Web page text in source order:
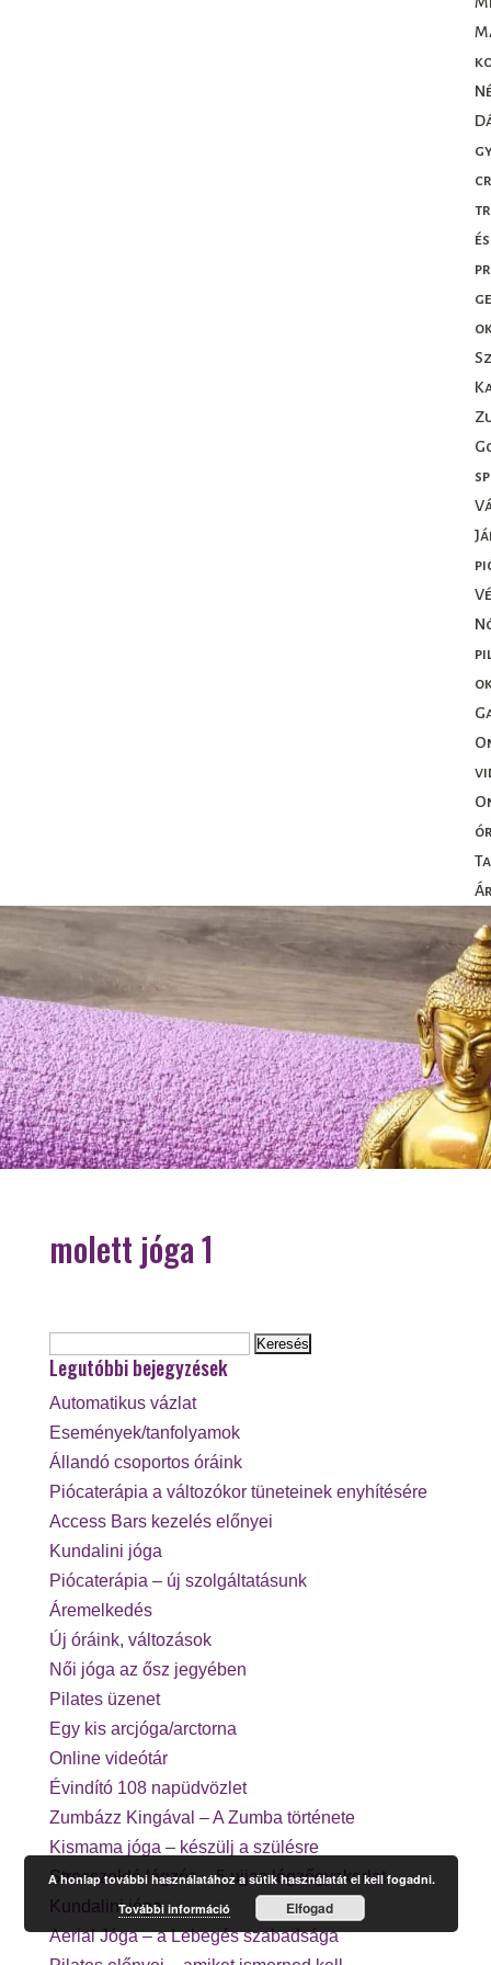
és
molett jóga 1
Legutóbbi bejegyzések
Automatikus vázlat
Események/tanfolyamok
Állandó csoportos óráink
Piócaterápia a változókor tüneteinek enyhítésére
Access Bars kezelés előnyei
Kundalini jóga
Piócaterápia – új szolgáltatásunk
Áremelkedés
Új óráink, változások
Női jóga az ősz jegyében
Pilates üzenet
Egy kis arcjóga/arctorna
Online videótár
Évindító 108 napüdvözlet
Zumbázz Kingával – A Zumba története
Kismama jóga – készülj a szülésre
Stresszoldó légzés – 5 ujjas légzőgyakorlat
Kundalini jóga
Aerial Jóga – a Lebegés szabadsága
A honlap további használatához a sütik használatát el kell fogadni.
További információ
Elfogad